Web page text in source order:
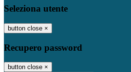
Seleziona utente
button close ×
Recupero password
button close ×